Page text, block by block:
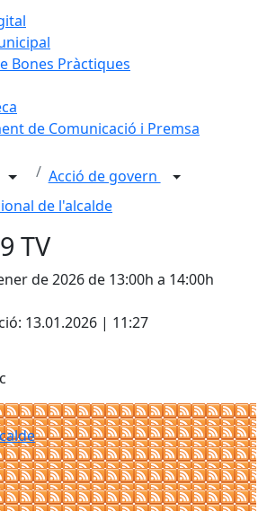
Bones Pràctiques
de Comunicació i Premsa
Acció de govern
de l'alcalde
TV
de 2026 de 13:00h a 14:00h
13.01.2026 | 11:27